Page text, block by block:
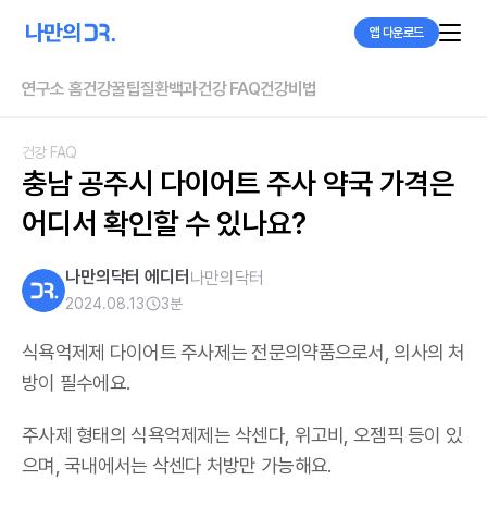
앱 다운로드
연구소 홈건강꿀팁질환백과건강 FAQ건강비법
건강 FAQ
충남 공주시 다이어트 주사 약국 가격은
어디서 확인할 수 있나요?
나만의닥터 에디터 나만의닥터
2024.08.13 3분
식욕억제제 다이어트 주사제는 전문의약품으로서, 의사의 처
방이 필수에요.
주사제 형태의 식욕억제제는 삭센다, 위고비, 오젬픽 등이 있
으며,국내에서는 삭센다 처방만 가능해요.